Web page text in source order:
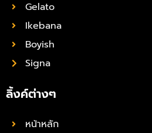
Gelato
Ikebana
Boyish
Signa
ลิ้งค์ต่างๆ
หน้าหลัก